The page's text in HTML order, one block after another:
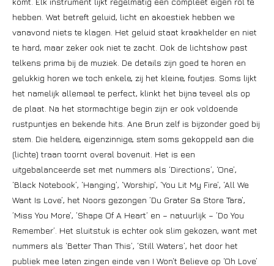
hebben. Wat betreft geluid, licht en akoestiek hebben we
vanavond niets te klagen. Het geluid staat kraakhelder en niet
te hard, maar zeker ook niet te zacht. Ook de lichtshow past
telkens prima bij de muziek. De details zijn goed te horen en
gelukkig horen we toch enkele, zij het kleine, foutjes. Soms lijkt
het namelijk allemaal te perfect, klinkt het bijna teveel als op
de plaat. Na het stormachtige begin zijn er ook voldoende
rustpuntjes en bekende hits. Ane Brun zelf is bijzonder goed bij
stem. Die heldere, eigenzinnige, stem soms gekoppeld aan die
(lichte) traan toornt overal bovenuit. Het is een
uitgebalanceerde set met nummers als ‘Directions’, ‘One’,
‘Black Notebook’, ‘Hanging’, ‘Worship’, ‘You Lit My Fire’, ‘All We
Want Is Love’, het Noors gezongen ’Du Grater Sa Store Tara’,
’Miss You More’, ’Shape Of A Heart’ en – natuurlijk – ’Do You
Remember’. Het sluitstuk is echter ook slim gekozen, want met
nummers als ‘Better Than This’, ‘Still Waters’, het door het
publiek mee laten zingen einde van I Won‘t Believe op ‘Oh Love’